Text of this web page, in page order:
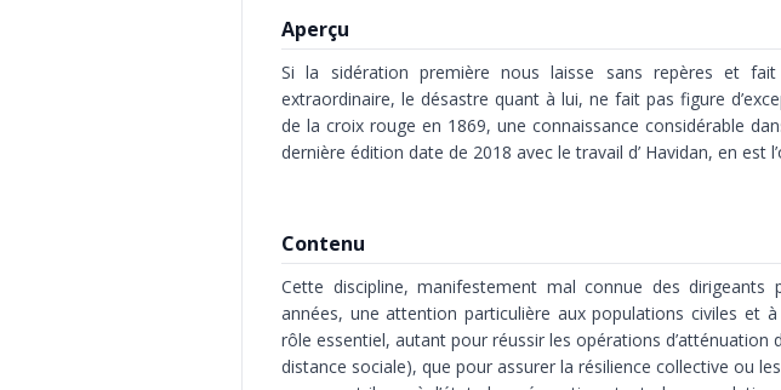
Aperçu
Si la sidération première nous laisse sans repères et
extraordinaire, le désastre quant à lui, ne fait pas figure
de la croix rouge en 1869, une connaissance considérable
dernière édition date de 2018 avec le travail d’ Havidan, en est
Contenu
Cette discipline, manifestement mal connue des
années, une attention particulière aux populations civiles et
rôle essentiel, autant pour réussir les opérations
distance sociale), que pour assurer la résilience collective ou